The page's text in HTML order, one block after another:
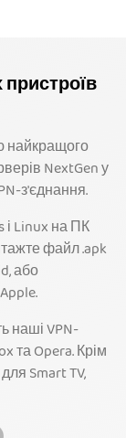
пристроїв
найкращого
NextGen у
з'єднання.
і Linux на ПК
файл .apk
або
наші VPN-
та Opera. Крім
Smart TV,